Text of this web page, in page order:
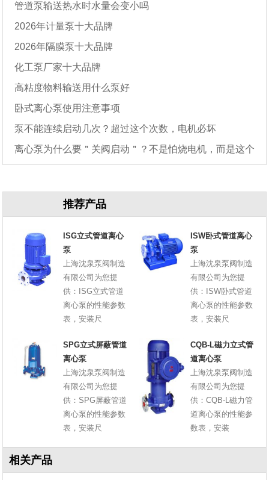
管道泵输送热水时水量会变小吗
2026年计量泵十大品牌
2026年隔膜泵十大品牌
化工泵厂家十大品牌
高粘度物料输送用什么泵好
卧式离心泵使用注意事项
泵不能连续启动几次？超过这个次数，电机必坏
离心泵为什么要＂关阀启动＂？不是怕烧电机，而是这个
推荐产品
ISG立式管道离心
泵
上海沈泉泵阀制造
有限公司为您提
供：ISG立式管道
离心泵的性能参数
表，安装尺
ISW卧式管道离心
泵
上海沈泉泵阀制造
有限公司为您提
供：ISW卧式管道
离心泵的性能参数
表，安装尺
SPG立式屏蔽管道
离心泵
上海沈泉泵阀制造
有限公司为您提
供：SPG屏蔽管道
离心泵的性能参数
表，安装尺
CQB-L磁力立式管
道离心泵
上海沈泉泵阀制造
有限公司为您提
供：CQB-L磁力管
道离心泵的性能参
数表，安装
相关产品